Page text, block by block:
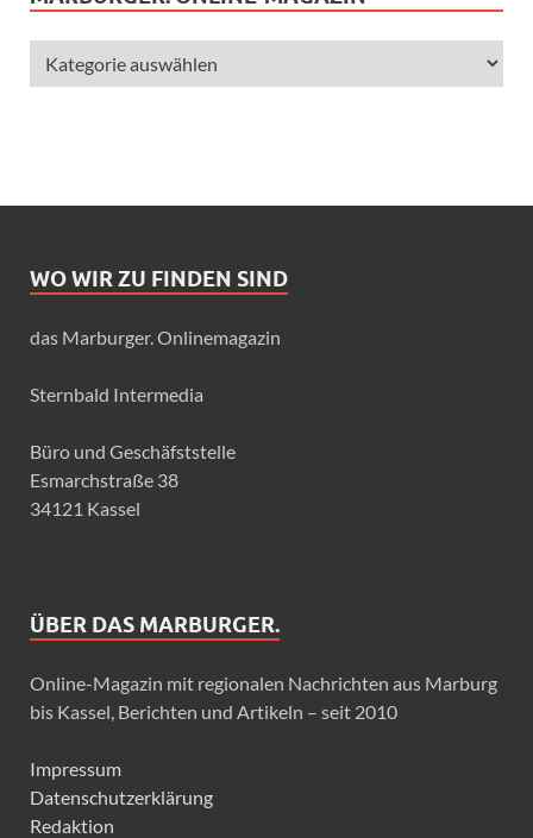
WO WIR ZU FINDEN SIND
das Marburger. Onlinemagazin
Sternbald Intermedia
Büro und Geschäfststelle
Esmarchstraße 38
34121 Kassel
ÜBER DAS MARBURGER.
Online-Magazin mit regionalen Nachrichten aus Marburg
bis Kassel, Berichten und Artikeln – seit 2010
Impressum
Datenschutzerklärung
Redaktion